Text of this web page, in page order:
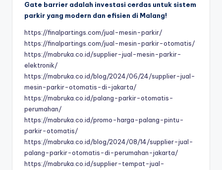
Gate barrier adalah investasi cerdas untuk sistem
parkir yang modern dan efisien di Malang!
https://finalpartings.com/jual-mesin-parkir/
https://finalpartings.com/jual-mesin-parkir-otomatis/
https://mabruka.co.id/supplier-jual-mesin-parkir-
elektronik/
https://mabruka.co.id/blog/2024/06/24/supplier-jual-
mesin-parkir-otomatis-di-jakarta/
https://mabruka.co.id/palang-parkir-otomatis-
perumahan/
https://mabruka.co.id/promo-harga-palang-pintu-
parkir-otomatis/
https://mabruka.co.id/blog/2024/08/14/supplier-jual-
palang-parkir-otomatis-di-perumahan-jakarta/
https://mabruka.co.id/supplier-tempat-jual-